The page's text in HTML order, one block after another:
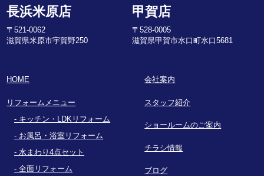
長浜米原店
〒521-0062
滋賀県米原市宇賀野250
甲賀店
〒528-0005
滋賀県甲賀市水口町水口5681
HOME
リフォームメニュー
キッチン・LDKリフォーム
お風呂・浴室リフォーム
水まわり4点セット
全面リフォーム
会社案内
スタッフ紹介
ショールームのご案内
チラシ情報
ブログ